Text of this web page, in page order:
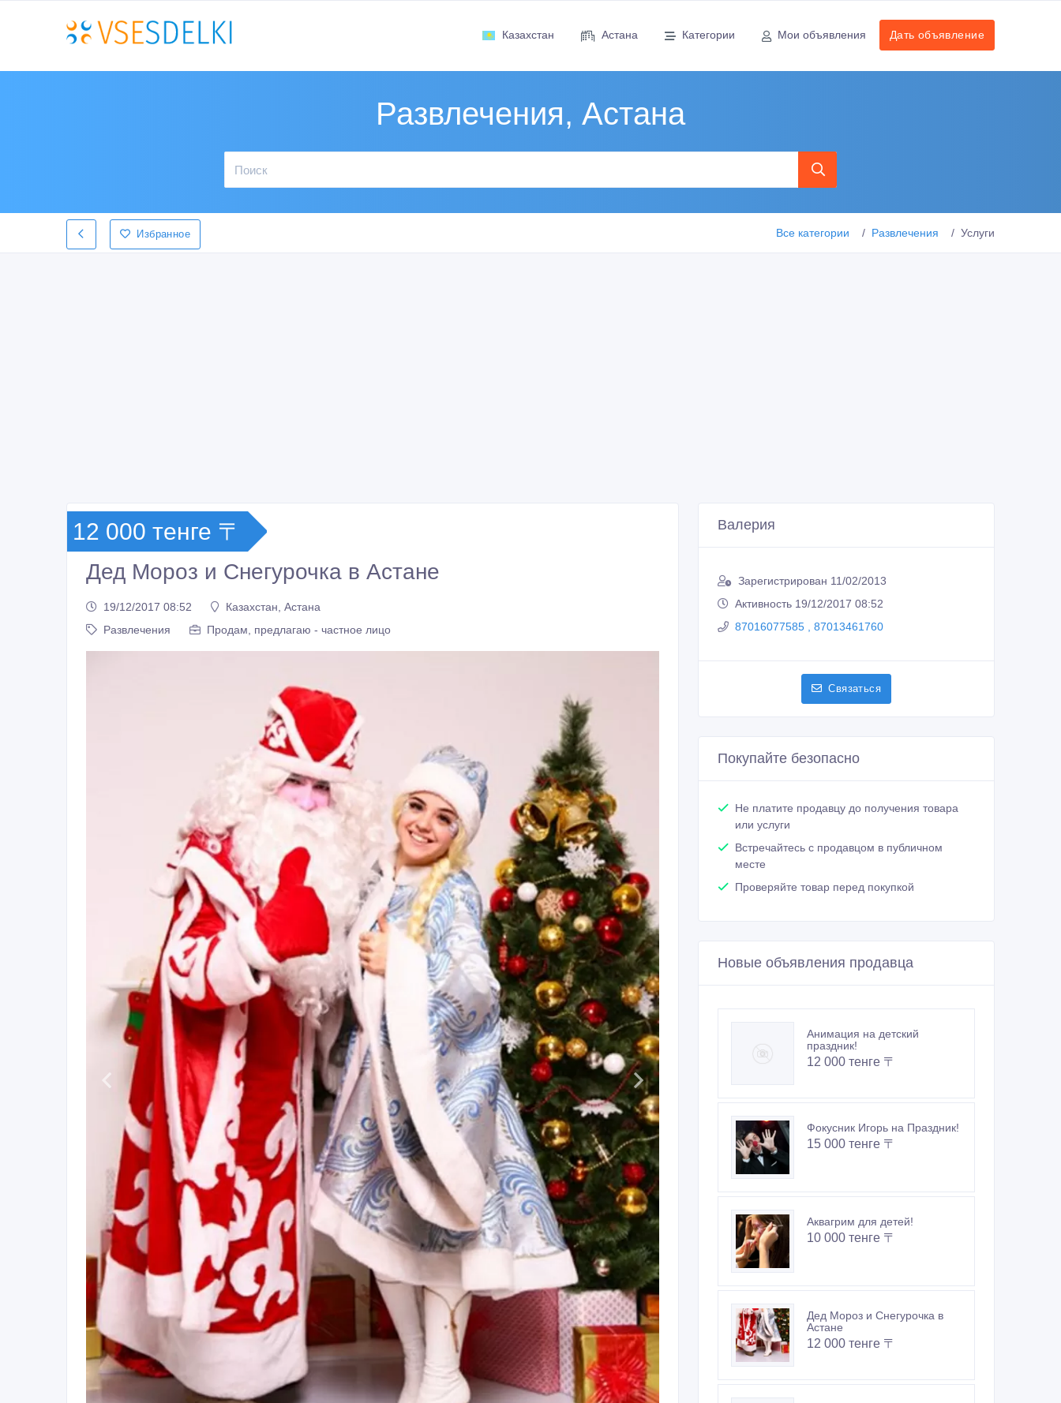
Казахстан Астана Категории Мои объявления Дать объявление
Развлечения, Астана
Избранное Все категории Развлечения Услуги
12 000 тенге 〒
Дед Мороз и Снегурочка в Астане
19/12/2017 08:52
Казахстан, Астана
Развлечения
Продам, предлагаю - частное лицо
Валерия
Зарегистрирован 11/02/2013
Активность 19/12/2017 08:52
87016077585 , 87013461760
Связаться
Покупайте безопасно
Не платите продавцу до получения товара
или услуги
Встречайтесь с продавцом в публичном
месте
Проверяйте товар перед покупкой
Новые объявления продавца
Анимация на детский
праздник!
12 000 тенге 〒
Фокусник Игорь на Праздник!
15 000 тенге 〒
Аквагрим для детей!
10 000 тенге 〒
Дед Мороз и Снегурочка в
Астане
12 000 тенге 〒